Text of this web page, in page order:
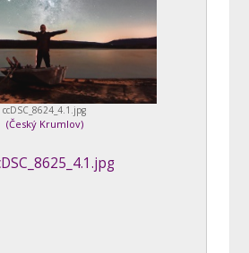
ccDSC_8624_4.1.jpg
(Český Krumlov)